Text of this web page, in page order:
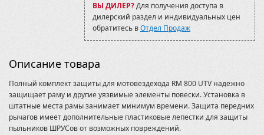
ВЫ ДИЛЕР?Для получения доступа в
дилерский раздел и индивидуальных цен
обратитесь вОтдел Продаж
Описание товара
Полный комплект защиты для мотовездехода RM 800 UTV надежно
защищает раму и другие уязвимые элементы повески. Установка в
штатные места рамы занимает минимум времени. Защита передних
рычагов имеет дополнительные пластиковые лепестки для защиты
пыльников ШРУСов от возможных повреждений.